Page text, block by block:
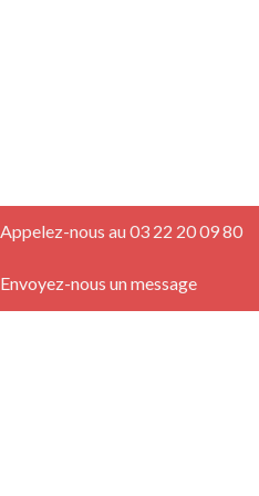
Appelez-nous au 03 22 20 09 80
Envoyez-nous un message